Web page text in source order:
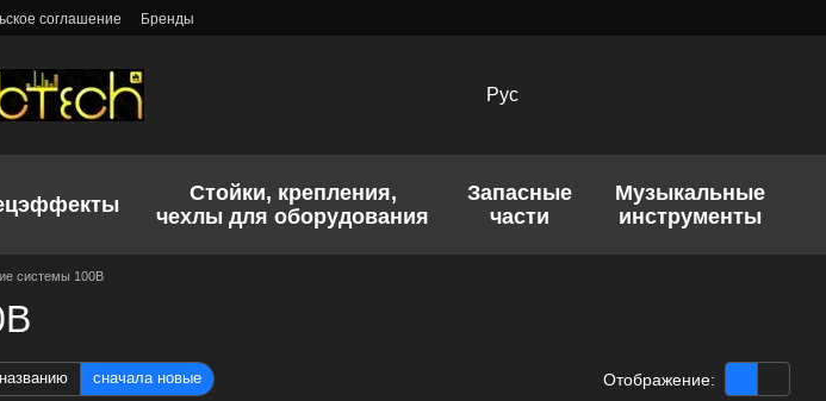
соглашение Бренды
Рус
Стойки, крепления,
чехлы для оборудования
Запасные
части
Музыкальные
инструменты
системы 100В
сначала новые Отображение: